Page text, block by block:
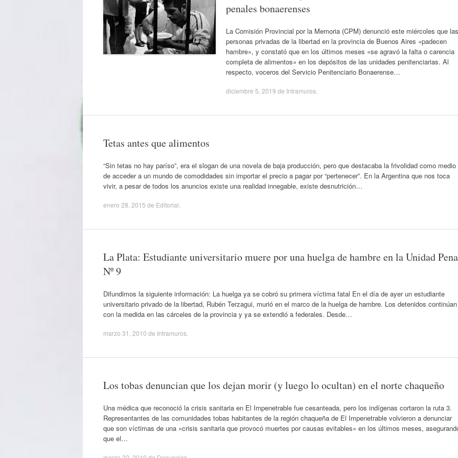
penales bonaerenses
La Comisión Provincial por la Memoria (CPM) denunció este miércoles que las
personas privadas de la libertad en la provincia de Buenos Aires «padecen
hambre», y constató que en los últimos meses «se agravó la falta o carencia
completa de alimentos» en los depósitos de las unidades penitenciarias. Al
respecto, voceros del Servicio Penitenciario Bonaerense…
diciembre 5, 2019 de Intramuros
Tetas antes que alimentos
“Sin tetas no hay paríso”, era el slogan de una novela de baja producción, pero que destacaba la frivolidad como medio
de acceder a un mundo de comodidades sin importar el precio a pagar por “pertenecer”. En la Argentina que nos toca
vivir, a pesar de todos los anuncios existe una realidad innegable, existe desnutrición…
enero 28, 2015 de Editorial
La Plata: Estudiante universitario muere por una huelga de hambre en la Unidad
Nº 9
Difundimos la siguiente información: La huelga ya se cobró su primera víctima fatal En el día de ayer un estudiante
universitario privado de la libertad, Rubén Terzagui, murió en el marco de la huelga de hambre. Los detenidos continúan
con la medida en las cárceles de la provincia y ya se extendió a federales. Desde…
marzo 31, 2010 de Intramuros
Los tobas denuncian que los dejan morir (y luego lo ocultan) en el norte chaqueño
Una médica que reconoció la crisis sanitaria en El Impenetrable fue cesanteada, pero los indígenas cortaron la ruta 3.
Representantes de las comunidades tobas habitantes de la región chaqueña de El Impenetrable volvieron a denunciar
que son víctimas de una «crisis sanitaria que provocó muertes por causas evitables» en los últimos meses,
que el…